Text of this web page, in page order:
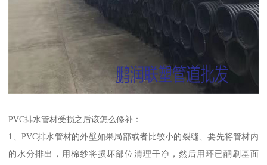
PVC排水管材受损之后该怎么修补：
1、PVC排水管材的外壁如果局部或者比较小的裂缝、要先将管材内
的水分排出，用棉纱将损坏部位清理干净，然后用环已酮刷基面